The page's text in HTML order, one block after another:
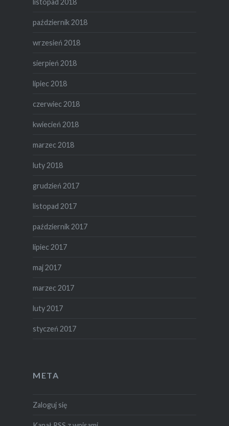
październik 2018
wrzesień 2018
sierpień 2018
lipiec 2018
czerwiec 2018
kwiecień 2018
marzec 2018
luty 2018
grudzień 2017
listopad 2017
październik 2017
lipiec 2017
maj 2017
marzec 2017
luty 2017
styczeń 2017
META
Zaloguj się